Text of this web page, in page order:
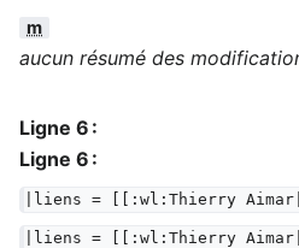
m
aucun résumé des
Ligne 6 :
Ligne 6 :
|liens = [[:wl:Thierry
|liens = [[:wl:Thierry